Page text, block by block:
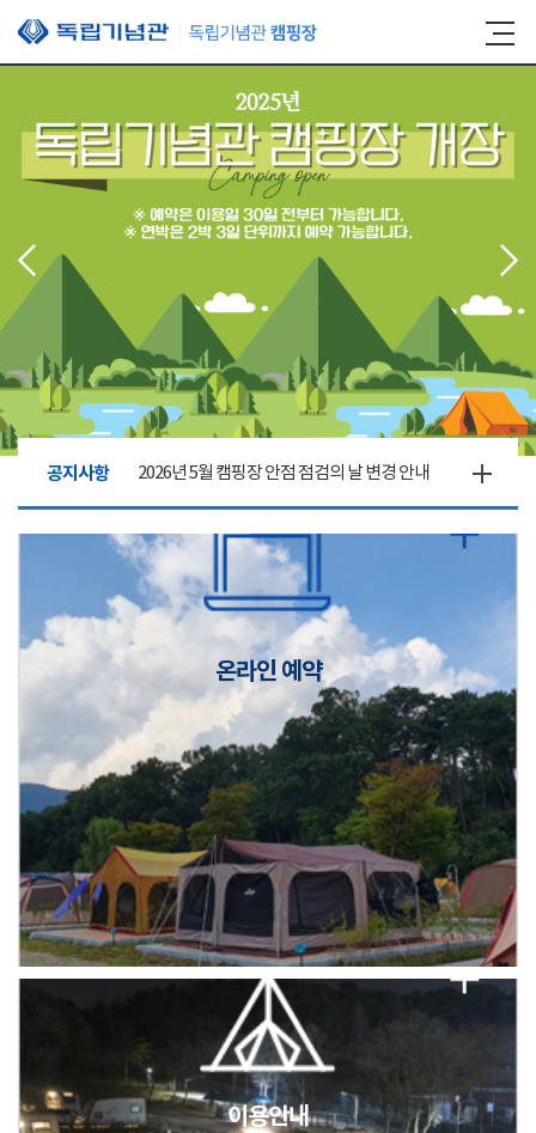
본문 바로가기
공지사항 2026년 5월 캠핑장 안점 점검의 날 변경 안내
캠핑장(9월1일~6일) 미운영 공지
2026년 5월 캠핑장 안점 점검의 날 변경 안내
캠핑장(9월1일~6일) 미운영 공지
2026년 5월 캠핑장 안점 점검의 날 변경 안내
캠핑장(9월1일~6일) 미운영 공지
2026년 5월 캠핑장 안점 점검의 날 변경 안내
온라인 예약
이용안내